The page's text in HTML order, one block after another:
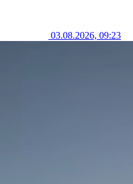
03.08.2026, 09:23